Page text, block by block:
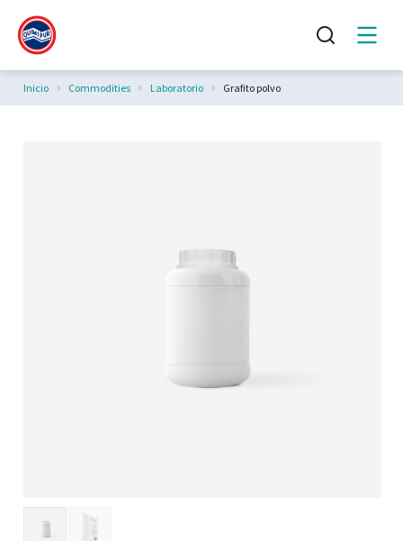
Estás aquí:
Inicio Commodities Laboratorio Grafito polvo